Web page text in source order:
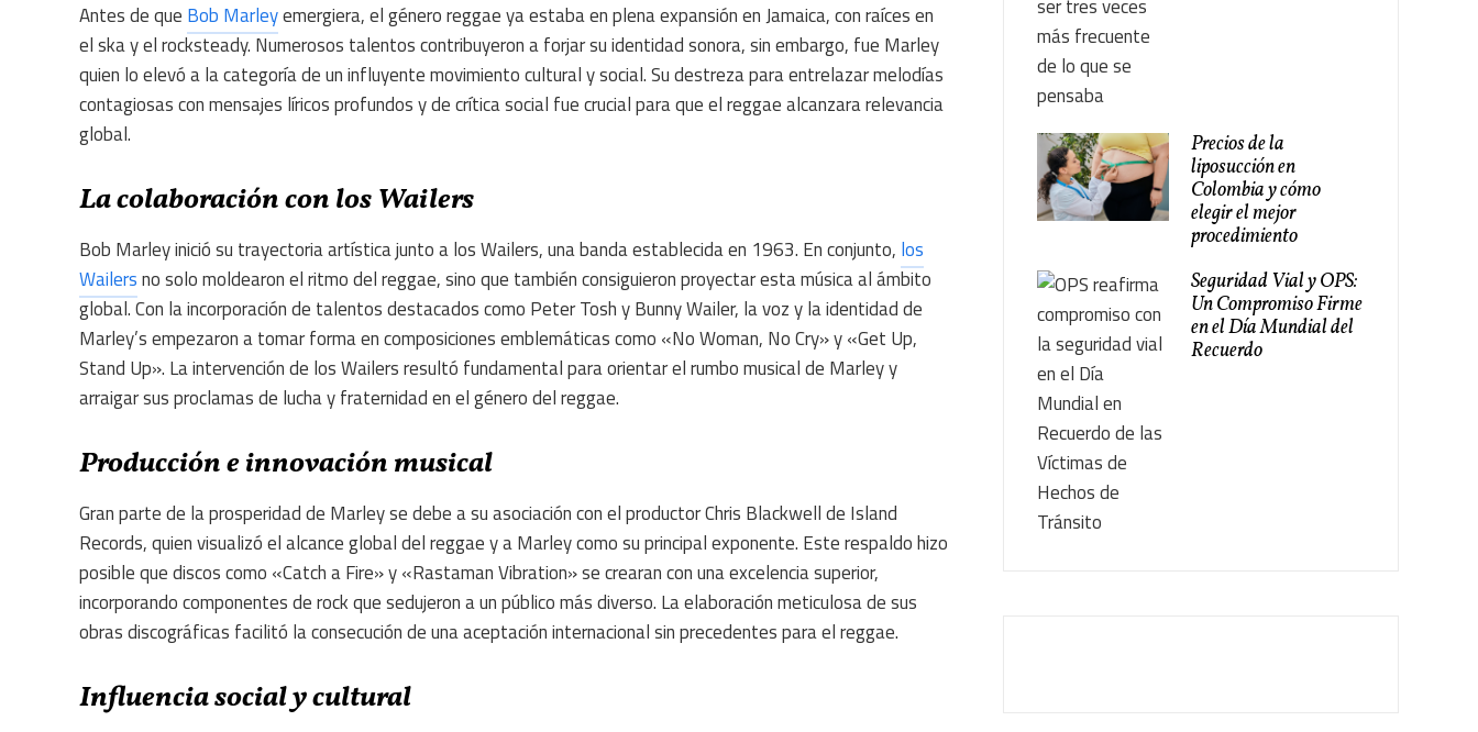
Antes de que Bob Marleyemergiera, el género reggae ya estaba en plena expansión en Jamaica, con raíces en
el ska y el rocksteady. Numerosos talentos contribuyeron a forjar su identidad sonora, sin embargo, fue Marley
quien lo elevó a la categoría de un influyente movimiento cultural y social. Su destreza para entrelazar melodías
contagiosas con mensajes líricos profundos y de crítica social fue crucial para que el reggae alcanzara relevancia
global.
La colaboración con los Wailers
Bob Marley inició su trayectoria artística junto a los Wailers, una banda establecida en 1963. En conjunto, los
Wailersno solo moldearon el ritmo del reggae, sino que también consiguieron proyectar esta música al ámbito
global. Con la incorporación de talentos destacados como Peter Tosh y Bunny Wailer, la voz y la identidad de
Marley’s empezaron a tomar forma en composiciones emblemáticas como «No Woman, No Cry» y «Get Up,
Stand Up». La intervención de los Wailers resultó fundamental para orientar el rumbo musical de Marley y
arraigar sus proclamas de lucha y fraternidad en el género del reggae.
Producción e innovación musical
Gran parte de la prosperidad de Marley se debe a su asociación con el productor Chris Blackwell de Island
Records, quien visualizó el alcance global del reggae y a Marley como su principal exponente. Este respaldo hizo
posible que discos como «Catch a Fire» y «Rastaman Vibration» se crearan con una excelencia superior,
incorporando componentes de rock que sedujeron a un público más diverso. La elaboración meticulosa de sus
obras discográficas facilitó la consecución de una aceptación internacional sin precedentes para el reggae.
Influencia social y cultural
Precios de la
liposucción en
Colombia y cómo
elegir el mejor
procedimiento
Seguridad Vial y OPS:
Un Compromiso Firme
en el Día Mundial del
Recuerdo